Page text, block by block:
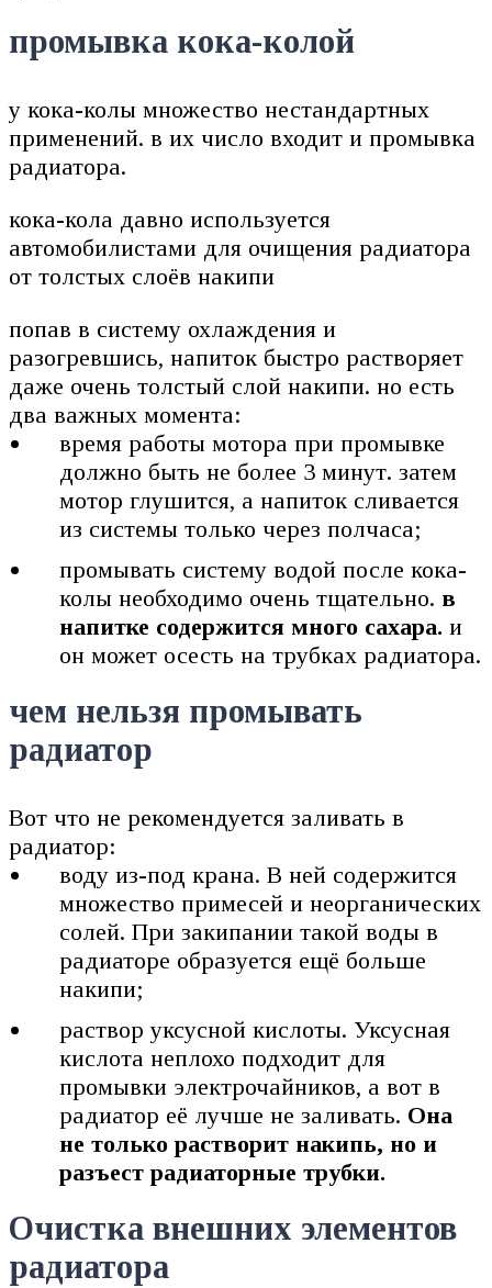
промывка кока-колой
у кока-колы множество нестандартных
применений. в их число входит и промывка
радиатора.
кока-кола давно используется
автомобилистами для очищения радиатора
от толстых слоёв накипи
попав в систему охлаждения и
разогревшись, напиток быстро растворяет
даже очень толстый слой накипи. но есть
два важных момента:
время работы мотора при промывке
должно быть не более 3 минут. затем
мотор глушится, а напиток сливается
из системы только через полчаса;
промывать систему водой после кока-
колы необходимо очень тщательно. в
напитке содержится много сахара. и
он может осесть на трубках радиатора.
чем нельзя промывать
радиатор
Вот что не рекомендуется заливать в
радиатор:
воду из-под крана. В ней содержится
множество примесей и неорганических
солей. При закипании такой воды в
радиаторе образуется ещё больше
накипи;
раствор уксусной кислоты. Уксусная
кислота неплохо подходит для
промывки электрочайников, а вот в
радиатор её лучше не заливать. Она
не только растворит накипь, но и
разъест радиаторные трубки.
Очистка внешних элементов
радиатора